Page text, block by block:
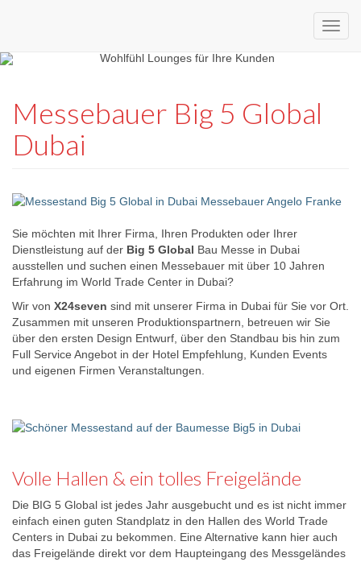
expo24seven
eventware
Messebauer Big 5 Global
Dubai
Sie möchten mit Ihrer Firma, Ihren Produkten oder Ihrer
Dienstleistung auf der Big 5 Global Bau Messe in Dubai
ausstellen und suchen einen Messebauer mit über 10 Jahren
Erfahrung im World Trade Center in Dubai?
Wir von X24seven sind mit unserer Firma in Dubai für Sie vor Ort.
Zusammen mit unseren Produktionspartnern, betreuen wir Sie
über den ersten Design Entwurf, über den Standbau bis hin zum
Full Service Angebot in der Hotel Empfehlung, Kunden Events
und eigenen Firmen Veranstaltungen.
Volle Hallen & ein tolles Freigelände
Die BIG 5 Global ist jedes Jahr ausgebucht und es ist nicht immer
einfach einen guten Standplatz in den Hallen des World Trade
Centers in Dubai zu bekommen. Eine Alternative kann hier auch
das Freigelände direkt vor dem Haupteingang des Messgeländes